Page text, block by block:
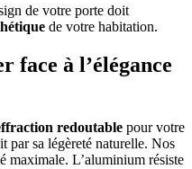
de votre porte doit
de votre habitation.
face à l’élégance
redoutable pour votre
par sa légèreté naturelle. Nos
maximale. L’aluminium résiste